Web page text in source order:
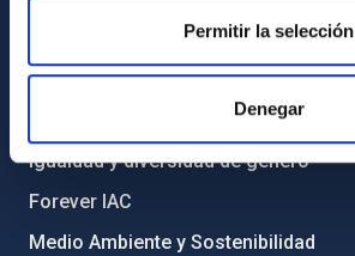
Permitir la selección
Denegar
Transparencia
Código ético y política antifraude
Igualdad y diversidad de género
Forever IAC
Medio Ambiente y Sostenibilidad